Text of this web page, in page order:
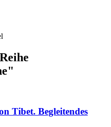
Tibet. Begleitendes